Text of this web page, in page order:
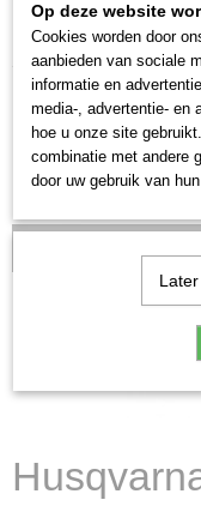
Home >Snoeien en
Benzine heggenscharen
Op deze website
Cookies worden door
aanbieden van sociale
informatie en
media-, advertentie- en
hoe u onze site
combinatie met andere
door uw gebruik van